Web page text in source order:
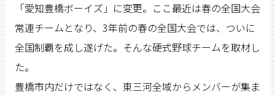
「愛知豊橋ボーイズ」に変更。ここ最近は春の全国大会
常連チームとなり、3年前の春の全国大会では、ついに
全国制覇を成し遂げた。そんな硬式野球チームを取材し
た。
豊橋市内だけではなく、東三河全域からメンバーが集ま